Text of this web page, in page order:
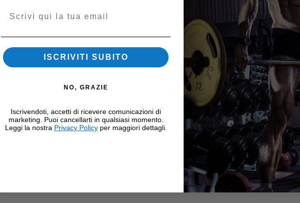
la garanzia è di 2 anni.
Informazioni Aggiuntive
Toorx
ISCRIVITI SUBITO
NO, GRAZIE
Iscrivendoti, accetti di ricevere comunicazioni di
marketing. Puoi cancellarti in qualsiasi momento.
Leggi la nostra Privacy Policyper maggiori dettagli.